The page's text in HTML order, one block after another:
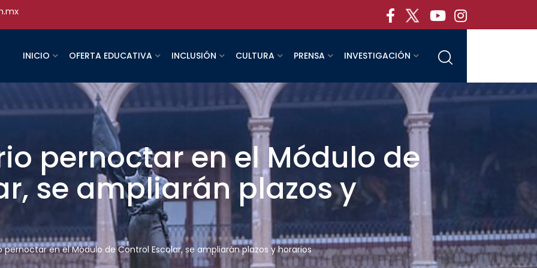
INICIO OFERTA EDUCATIVA INCLUSIÓN CULTURA PRENSA INVESTIGACIÓN
pernoctar en el Módulo de
se ampliarán plazos y
pernoctar en el Módulo de Control Escolar, se ampliarán plazos y horarios